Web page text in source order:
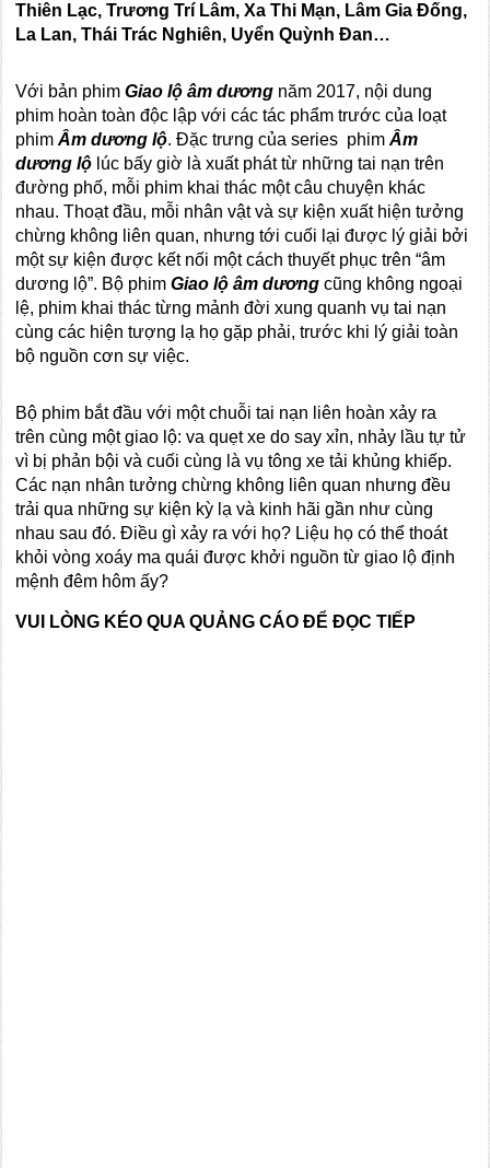
Thiên Lạc, Trương Trí Lâm, Xa Thi Mạn, Lâm Gia Đống,
La Lan, Thái Trác Nghiên, Uyển Quỳnh Đan…
Với bản phimGiao lộ âm dương năm 2017, nội dung
phim hoàn toàn độc lập với các tác phẩm trước của loạt
phimÂm dương lộ. Đặc trưng của series phimÂm
dương lộ lúc bấy giờ là xuất phát từ những tai nạn trên
đường phố, mỗi phim khai thác một câu chuyện khác
nhau. Thoạt đầu, mỗi nhân vật và sự kiện xuất hiện tưởng
chừng không liên quan, nhưng tới cuối lại được lý giải bởi
một sự kiện được kết nối một cách thuyết phục trên “âm
dương lộ”. Bộ phimGiao lộ âm dương cũng không ngoại
lệ, phim khai thác từng mảnh đời xung quanh vụ tai nạn
cùng các hiện tượng lạ họ gặp phải, trước khi lý giải toàn
bộ nguồn cơn sự việc.
Bộ phim bắt đầu với một chuỗi tai nạn liên hoàn xảy ra
trên cùng một giao lộ: va quẹt xe do say xỉn, nhảy lầu tự tử
vì bị phản bội và cuối cùng là vụ tông xe tải khủng khiếp.
Các nạn nhân tưởng chừng không liên quan nhưng đều
trải qua những sự kiện kỳ lạ và kinh hãi gần như cùng
nhau sau đó. Điều gì xảy ra với họ? Liệu họ có thể thoát
khỏi vòng xoáy ma quái được khởi nguồn từ giao lộ định
mệnh đêm hôm ấy?
VUI LÒNG KÉO QUA QUẢNG CÁO ĐỂ ĐỌC TIẾP